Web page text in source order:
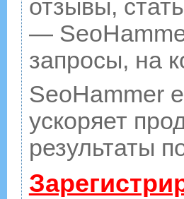
отзывы,
—
запросы, на
SeoHammer
ускоряет
результаты